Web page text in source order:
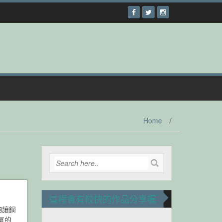
Home /
鋼
的
這裡會有較快的作品分享喔